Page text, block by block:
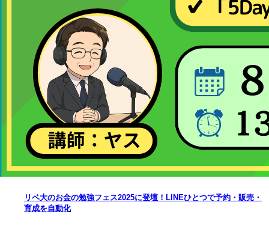
リベ大のお金の勉強フェス2025に登壇！LINEひとつで予約・販売・
育成を自動化